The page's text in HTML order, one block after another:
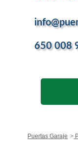
650 008
Puertas Garaje